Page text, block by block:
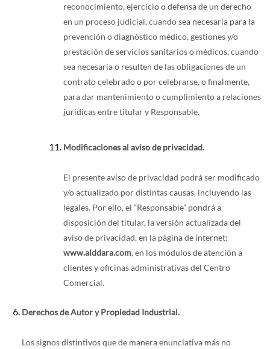
reconocimiento, ejercicio o defensa de un derecho
en un proceso judicial, cuando sea necesaria para la
prevención o diagnóstico médico, gestiones y/o
prestación de servicios sanitarios o médicos, cuando
sea necesaria o resulten de las obligaciones de un
contrato celebrado o por celebrarse, o finalmente,
para dar mantenimiento o cumplimiento a relaciones
jurídicas entre titular y Responsable.
Modificaciones al aviso de privacidad.
El presente aviso de privacidad podrá ser modificado
y/o actualizado por distintas causas, incluyendo las
legales. Por ello, el “Responsable” pondrá a
disposición del titular, la versión actualizada del
aviso de privacidad, en la página de internet:
www.alddara.com, en los módulos de atención a
clientes y oficinas administrativas del Centro
Comercial.
Derechos de Autor y Propiedad Industrial.
Los signos distintivos que de manera enunciativa más no